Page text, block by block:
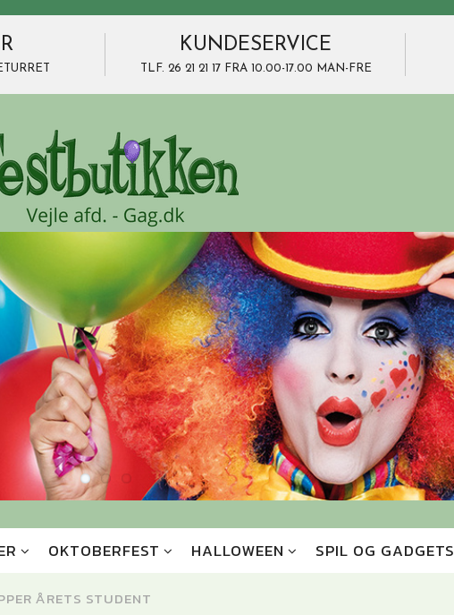
KUNDESERVICE
TLF. 26 21 21 17 FRA 10.00-17.00 MAN-FRE
OKTOBERFEST HALLOWEEN SPIL OG GADGETS
ÅRETS STUDENT